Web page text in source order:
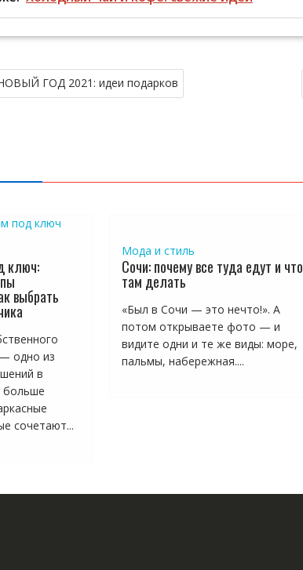
ГОД 2021: идеи подарков
ключ:
выбрать
одно из
в
больше
сочетают...
Мода и стиль
Сочи: почему все туда едут и что
там делать
«Был в Сочи — это нечто!». А
потом открываете фото — и
видите одни и те же виды: море,
пальмы, набережная....